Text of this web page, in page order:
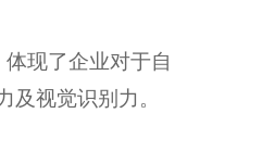
现了企业对于自
视觉识别力。